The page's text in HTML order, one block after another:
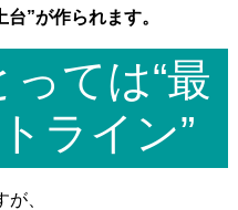
室”が作られます。
ては“最
ライン”
、